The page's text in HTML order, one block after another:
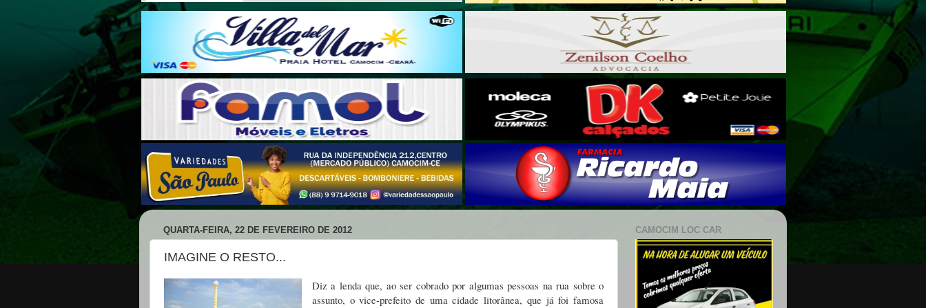
QUARTA-FEIRA, 22 DE FEVEREIRO DE 2012
IMAGINE O RESTO...
Diz a lenda que, ao ser cobrado por algumas pessoas na rua sobre o
assunto, o vice-prefeito de uma cidade litorânea, que já foi famosa
CAMOCIM LOC CAR